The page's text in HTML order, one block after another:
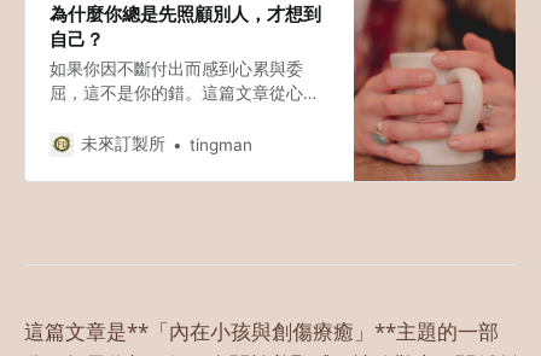
為什麼你總是先照顧別人，才想到
自己？
如果你因不斷付出而感到心累與委
屈，這不是你的錯。這篇文章從心理
練習自我疼愛，找回關係的平衡。
未來訂製所 tingman
這篇文章是**「內在小孩與創傷療癒」**主題的一部